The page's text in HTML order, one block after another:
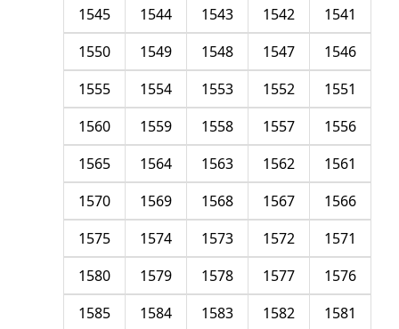
1541
1542
1543
1544
1545
1546
1547
1548
1549
1550
1551
1552
1553
1554
1555
1556
1557
1558
1559
1560
1561
1562
1563
1564
1565
1566
1567
1568
1569
1570
1571
1572
1573
1574
1575
1576
1577
1578
1579
1580
1581
1582
1583
1584
1585